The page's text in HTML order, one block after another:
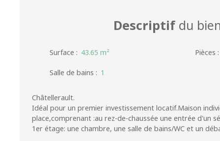
Descriptif du
Surface : 43.65 m² Pièces :
Salle de bains : 1
Châtellerault.
Idéal pour un premier investissement locatif.Maison
place,comprenant :au rez-de-chaussée une entrée d'un
1er étage: une chambre, une salle de bains/WC et un